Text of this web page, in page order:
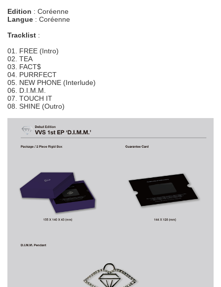
Edition : Coréenne
Langue : Coréenne
Tracklist :
01. FREE (Intro)
02. TEA
03. FACT$
04. PURRFECT
05. NEW PHONE (Interlude)
06. D.I.M.M.
07. TOUCH IT
08. SHINE (Outro)